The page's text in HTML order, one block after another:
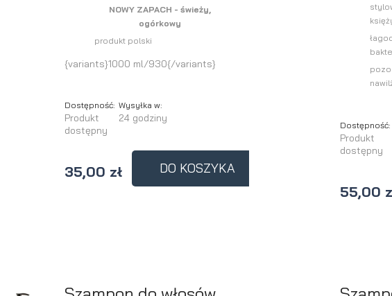
NOWY ZAPACH - świeży,
ogórkowy
produkt polski
{variants}1000 ml/930{/variants}
Dostępność:
Produkt
dostępny
Wysyłka w:
24 godziny
35,00 zł DO KOSZYKA
Dostępność:
Produkt
dostępny
55,00